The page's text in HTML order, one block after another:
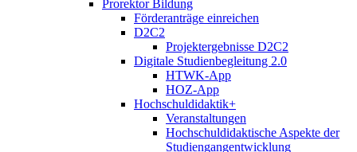
Prorektor Bildung
Förderanträge einreichen
D2C2
Projektergebnisse D2C2
Digitale Studienbegleitung 2.0
HTWK-App
HOZ-App
Hochschuldidaktik+
Veranstaltungen
Hochschuldidaktische Aspekte der
Studiengangentwicklung